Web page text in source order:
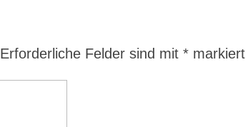
Erforderliche Felder sind mit* markiert